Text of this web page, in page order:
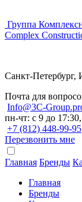
Группа
Complex
Санкт-Петербург,
Почта для
Info@3C-
пн-чт: с 9 до
+7 (812) 448-99-95
Перезвонить мне
Главная Бренды
Главная
Бренды